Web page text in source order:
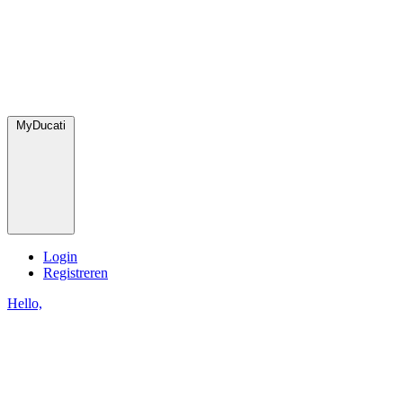
MyDucati
Login
Registreren
Hello,